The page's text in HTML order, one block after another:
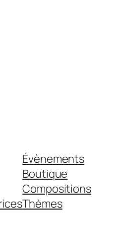
Évènements
Boutique
Compositions
Thèmes